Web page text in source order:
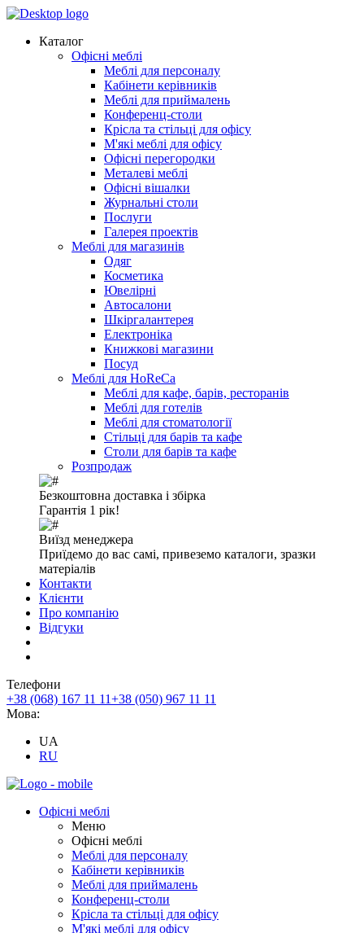
Каталог
Офісні меблі
Меблі для персоналу
Кабінети керівників
Меблі для приймалень
Конференц-столи
Крісла та стільці для офісу
М'які меблі для офісу
Офісні перегородки
Металеві меблі
Офісні вішалки
Журнальні столи
Послуги
Галерея проектів
Меблі для магазинів
Одяг
Косметика
Ювелірні
Автосалони
Шкіргалантерея
Електроніка
Книжкові магазини
Посуд
Меблі для HoReCa
Меблі для кафе, барів, ресторанів
Меблі для готелів
Меблі для стоматології
Стільці для барів та кафе
Столи для барів та кафе
Розпродаж
Безкоштовна доставка і збірка
Гарантія 1 рік!
Виїзд менеджера
Приїдемо до вас самі, привеземо каталоги, зразки
матеріалів
Контакти
Клієнти
Про компанію
Відгуки
Телефони
+38 (068) 167 11 11+38 (050) 967 11 11
Мова:
UA
RU
Офісні меблі
Меню
Офісні меблі
Меблі для персоналу
Кабінети керівників
Меблі для приймалень
Конференц-столи
Крісла та стільці для офісу
М'які меблі для офісу